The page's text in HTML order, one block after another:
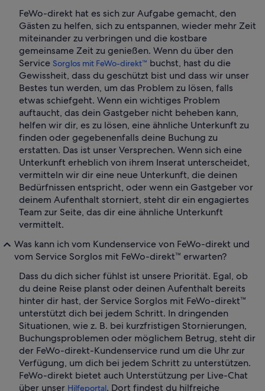
FeWo-direkt hat es sich zur Aufgabe gemacht, den
Gästen zu helfen, sich zu entspannen, wieder mehr Zeit
miteinander zu verbringen und die kostbare
gemeinsame Zeit zu genießen. Wenn du über den
Service Sorglos mit FeWo-direkt™ buchst, hast du die
Gewissheit, dass du geschützt bist und dass wir unser
Bestes tun werden, um das Problem zu lösen, falls
etwas schiefgeht. Wenn ein wichtiges Problem
auftaucht, das dein Gastgeber nicht beheben kann,
helfen wir dir, es zu lösen, eine ähnliche Unterkunft zu
finden oder gegebenenfalls deine Buchung zu
erstatten. Das ist unser Versprechen. Wenn sich eine
Unterkunft erheblich von ihrem Inserat unterscheidet,
vermitteln wir dir eine neue Unterkunft, die deinen
Bedürfnissen entspricht, oder wenn ein Gastgeber vor
deinem Aufenthalt storniert, steht dir ein engagiertes
Team zur Seite, das dir eine ähnliche Unterkunft
vermittelt.
Was kann ich vom Kundenservice von FeWo-direkt und
vom Service Sorglos mit FeWo-direkt™ erwarten?
Dass du dich sicher fühlst ist unsere Priorität. Egal, ob
du deine Reise planst oder deinen Aufenthalt bereits
hinter dir hast, der Service Sorglos mit FeWo-direkt™
unterstützt dich bei jedem Schritt. In dringenden
Situationen, wie z. B. bei kurzfristigen Stornierungen,
Buchungsproblemen oder möglichem Betrug, steht dir
der FeWo-direkt-Kundenservice rund um die Uhr zur
Verfügung, um dich bei jedem Schritt zu unterstützen.
FeWo-direkt bietet auch Unterstützung per Live-Chat
über unser Hilfeportal. Dort findest du hilfreiche